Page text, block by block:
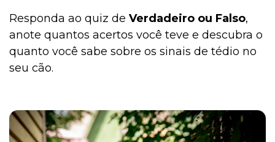
Responda ao quiz de Verdadeiro ou Falso,
anote quantos acertos você teve e descubra o
quanto você sabe sobre os sinais de tédio no
seu cão.